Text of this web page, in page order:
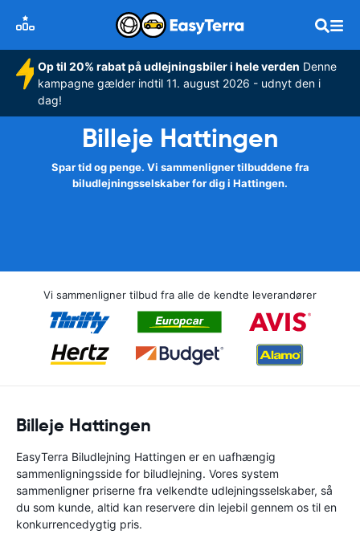
Op til 20% rabat på udlejningsbiler i hele verden Denne
kampagne gælder indtil 11. august 2026 - udnyt den i
dag!
Billeje Hattingen
Spar tid og penge. Vi sammenligner tilbuddene fra
biludlejningsselskaber for dig i Hattingen.
Vi sammenligner tilbud fra alle de kendte leverandører
Billeje Hattingen
EasyTerra Biludlejning Hattingen er en uafhængig
sammenligningsside for biludlejning. Vores system
sammenligner priserne fra velkendte udlejningsselskaber, så
du som kunde, altid kan reservere din lejebil gennem os til en
konkurrencedygtig pris.